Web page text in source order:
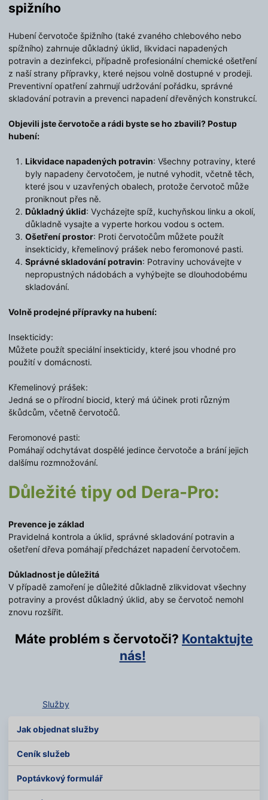
spižního
Hubení červotoče špižního (také zvaného chlebového nebo
spížního) zahrnuje důkladný úklid, likvidaci napadených
potravin a dezinfekci, případně profesionální chemické ošetření
z naší strany přípravky, které nejsou volně dostupné v prodeji.
Preventivní opatření zahrnují udržování pořádku, správné
skladování potravin a prevenci napadení dřevěných konstrukcí.
Objevili jste červotoče a rádi byste se ho zbavili? Postup
hubení:
Likvidace napadených potravin: Všechny potraviny, které
byly napadeny červotočem, je nutné vyhodit, včetně těch,
které jsou v uzavřených obalech, protože červotoč může
proniknout přes ně.
Důkladný úklid: Vycházejte spíž, kuchyňskou linku a okolí,
důkladně vysajte a vyperte horkou vodou s octem.
Ošetření prostor: Proti červotočům můžete použít
insekticidy, křemelinový prášek nebo feromonové pasti.
Správné skladování potravin: Potraviny uchovávejte v
nepropustných nádobách a vyhýbejte se dlouhodobému
skladování.
Volně prodejné přípravky na hubení:
Insekticidy:
Můžete použít speciální insekticidy, které jsou vhodné pro
použití v domácnosti.
Křemelinový prášek:
Jedná se o přírodní biocid, který má účinek proti různým
škůdcům, včetně červotočů.
Feromonové pasti:
Pomáhají odchytávat dospělé jedince červotoče a brání jejich
dalšímu rozmnožování.
Důležité tipy od Dera-Pro:
Prevence je základ
Pravidelná kontrola a úklid, správné skladování potravin a
ošetření dřeva pomáhají předcházet napadení červotočem.
Důkladnost je důležitá
V případě zamoření je důležité důkladně zlikvidovat všechny
potraviny a provést důkladný úklid, aby se červotoč nemohl
znovu rozšířit.
Máte problém s červotoči? Kontaktujte
nás!
Služby
Jak objednat služby
Ceník služeb
Poptávkový formulář